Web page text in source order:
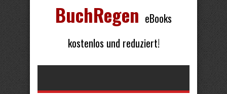
BuchRegen eBooks
kostenlos und reduziert!